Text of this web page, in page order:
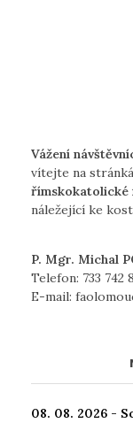
Vážení
vítejte na
římskokatolické
náležející ke
P. Mgr. Michal
Telefon: 733 742
E-mail:
08. 08. 2026 -